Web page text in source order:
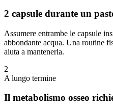
2 capsule durante un
Assumere entrambe le capsule
abbondante acqua. Una routine
aiuta a mantenerla.
2
A lungo termine
Il metabolismo osseo